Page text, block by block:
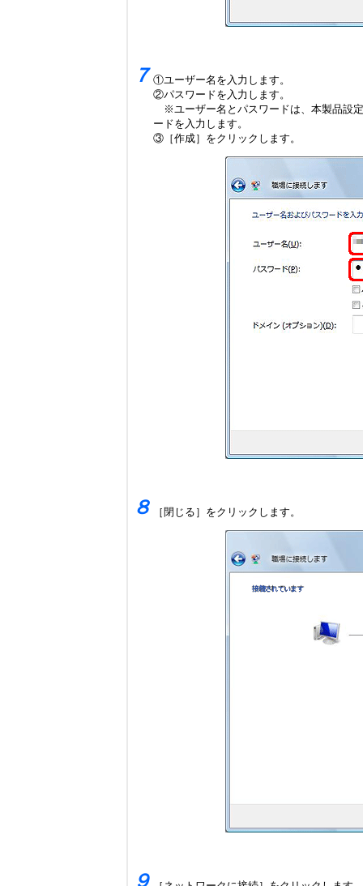
７ ①ユーザー名を入力します。
②パスワードを入力します。
※ユーザー名とパスワードは、本製品設定
ードを入力します。
③［作成］をクリックします。
８ ［閉じる］をクリックします。
９